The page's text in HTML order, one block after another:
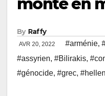
monte en
By Raffy
AVR 20, 2022 #arménie,
#assyrien, #Bilirakis,
#génocide, #grec,